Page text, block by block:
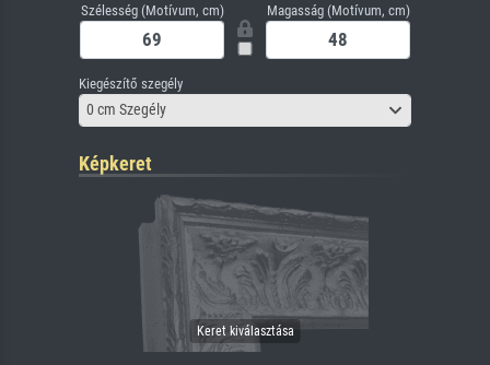
Szélesség (Motívum, cm) Magasság (Motívum, cm)
Kiegészítő szegély
0 cm Szegély
Képkeret